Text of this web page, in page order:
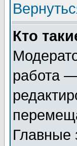
Кто
работа
Главные